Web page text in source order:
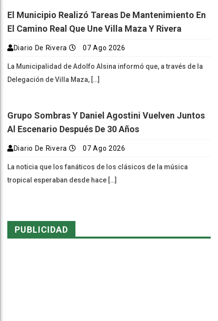
El Municipio Realizó Tareas De Mantenimiento En
El Camino Real Que Une Villa Maza Y Rivera
Diario De Rivera 07 Ago 2026
La Municipalidad de Adolfo Alsina informó que, a través de la
Delegación de Villa Maza, […]
Grupo Sombras Y Daniel Agostini Vuelven Juntos
Al Escenario Después De 30 Años
Diario De Rivera 07 Ago 2026
La noticia que los fanáticos de los clásicos de la música
tropical esperaban desde hace […]
PUBLICIDAD